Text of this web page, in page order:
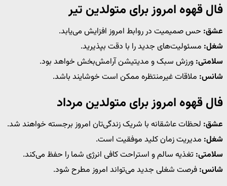
فال قهوه امروز برای متولدین تیر
عشق: حس صمیمیت در روابط امروز افزایش می‌یابد.
شغل: مسئولیت‌های جدید را با دقت بپذیرید.
سلامتی: ورزش سبک و مدیتیشن آرامش‌بخش خواهد بود.
شانس: ملاقات غیرمنتظره ممکن است خوشایند باشد.
فال قهوه امروز برای متولدین مرداد
عشق: لحظات عاشقانه با شریک زندگی‌تان امروز برجسته خواهند شد.
شغل: مدیریت زمان کلید موفقیت است.
سلامتی: تغذیه سالم و استراحت کافی انرژی شما را حفظ می‌کند.
شانس: فرصت شغلی جدید می‌تواند امروز مطرح شود.